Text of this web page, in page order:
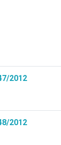
2012
2012